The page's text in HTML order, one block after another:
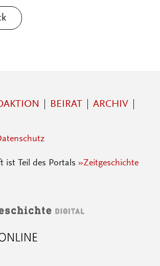
BEIRAT
ARCHIV
ist Teil des Portals »Zeitgeschichte